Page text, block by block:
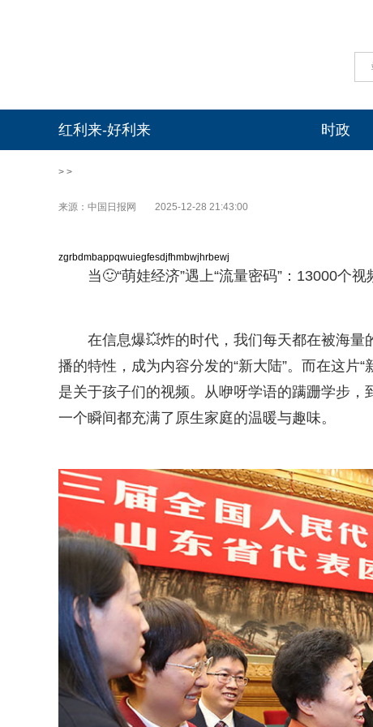
红利来-好利来 时政
> >
来源：中国日报网 2025-12-28 21:43:00
zgrbdmbappqwuiegfesdjfhmbwjhrbewj
当🙂“萌娃经济”遇上“流量密码”：13000个
在信息爆💥炸的时代，我们每天都在被海
播的特性，成为内容分发的“新大陆”。而在这
是关于孩子们的视频。从咿呀学语的蹒跚学步，
一个瞬间都充满了原生家庭的温暖与趣味。